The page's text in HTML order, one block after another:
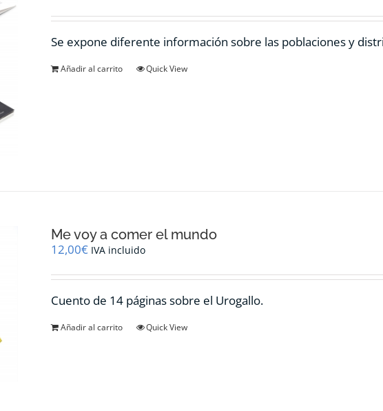
Se expone diferente información sobre las poblaciones y
Añadir al carrito Quick View
Me voy a comer el mundo
12,00€ IVA incluido
Cuento de 14 páginas sobre el Urogallo.
Añadir al carrito Quick View